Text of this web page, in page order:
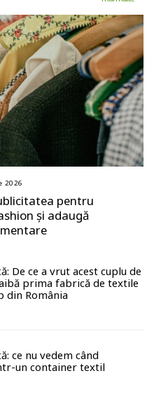
2026
pentru
și adaugă
De ce a vrut acest cuplu de
prima fabrică de textile
din România
ce nu vedem când
un container textil